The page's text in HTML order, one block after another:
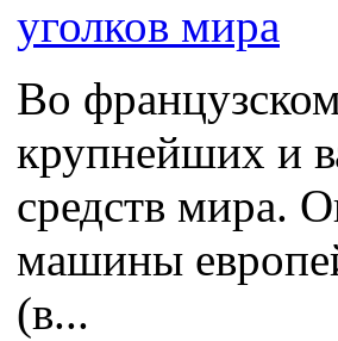
Во
крупнейших и
средств мира.
машины
(в...